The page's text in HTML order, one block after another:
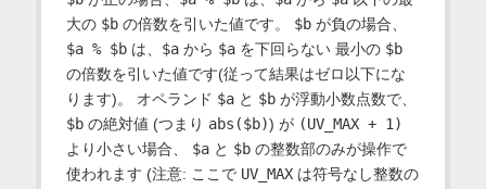
大の $bの倍数を引いた値です。 $bが負の場合、
$a % $bは、 $aから $aを下回らない 最小の $b
の倍数を引いた値です(従って結果はゼロ以下にな
ります)。 オペランド $aと $bが浮動小数点数で、
$bの絶対値 (つまり abs($b)) が (UV_MAX + 1)
より小さい場合、 $aと $bの整数部のみが操作で
使われます (注意: ここで UV_MAXは符号なし整数の